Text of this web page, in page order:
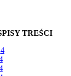
TREŚCI
4